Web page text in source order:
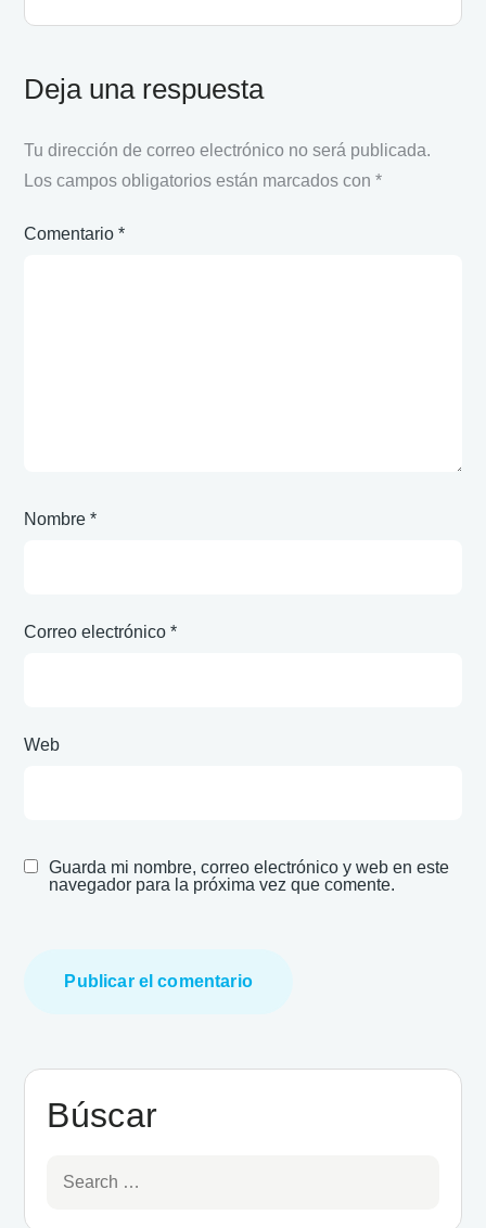
Deja una respuesta
Tu dirección de correo electrónico no será publicada.
Los campos obligatorios están marcados con*
Comentario*
Nombre*
Correo electrónico*
Web
Guarda mi nombre, correo electrónico y web en este
navegador para la próxima vez que comente.
Búscar